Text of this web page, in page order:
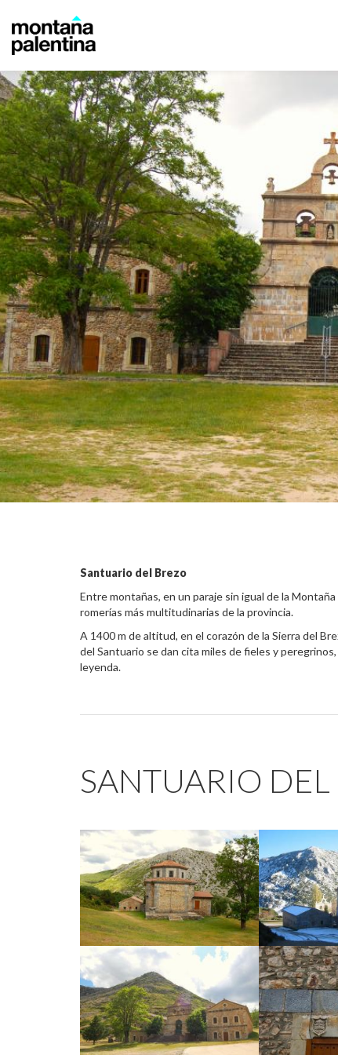
Santuario del Brezo
Entre montañas, en un paraje sin igual de la
romerías más multitudinarias de la provincia.
A 1400 m de altitud, en el corazón de la Sierra del
del Santuario se dan cita miles de fieles y
leyenda.
SANTUARIO